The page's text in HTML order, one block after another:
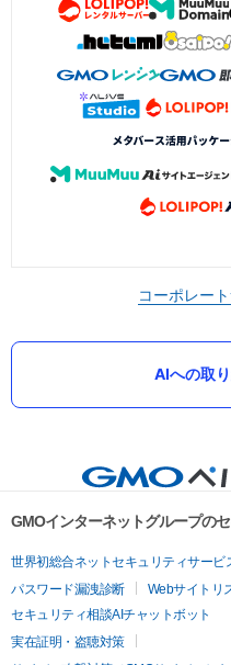
コーポレー
AIへの取
GMOインターネットグループの
世界初総合ネットセキュリティサービ
パスワード漏洩診断
Webサイトリ
セキュリティ相談AIチャットボット
実在証明・盗聴対策